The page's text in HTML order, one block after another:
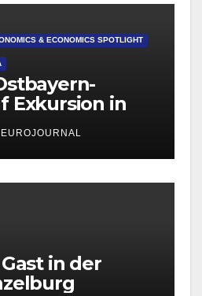
& ECONOMICS SPOTLIGHT
Exkursion in
EUROJOURNAL
in der